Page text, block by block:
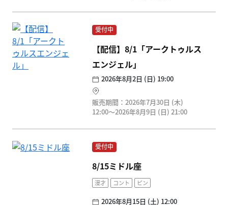
受付中
【配信】8/1「アークトゥルス
エンジェル」
2026年8月2日 (日) 19:00
販売期間：2026年7月30日 (木)
12:00〜2026年8月9日 (日) 21:00
受付中
8/15ミドル座
漫才 コント ピン
2026年8月15日 (土) 12:00